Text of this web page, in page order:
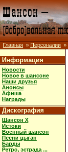
Главная » Персоналии »
Информация
Новости
Новое в шансоне
Наши друзья
Анонсы
Афиша
Награды
Дискография
Шансон X
Истоки
Военный шансон
Песни цыган
Барды
Ретро, эстрада ...